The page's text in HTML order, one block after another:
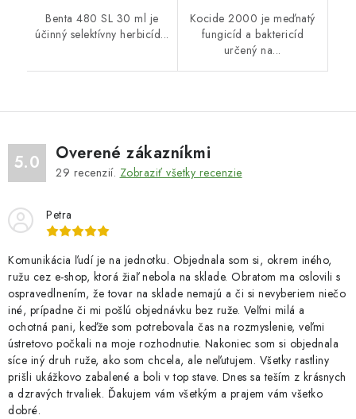
Benta 480 SL 30 ml je
účinný selektívny herbicíd...
Kocide 2000 je meďnatý
fungicíd a baktericíd
určený na...
5.0 Overené zákazníkmi
29 recenzií. Zobraziť všetky recenzie
Petra
Komunikácia ľudí je na jednotku. Objednala som si, okrem iného,
ružu cez e-shop, ktorá žiaľ nebola na sklade. Obratom ma oslovili s
ospravedlnením, že tovar na sklade nemajú a či si nevyberiem niečo
iné, prípadne či mi pošlú objednávku bez ruže. Veľmi milá a
ochotná pani, keďže som potrebovala čas na rozmyslenie, veľmi
ústretovo počkali na moje rozhodnutie. Nakoniec som si objednala
síce iný druh ruže, ako som chcela, ale neľutujem. Všetky rastliny
prišli ukážkovo zabalené a boli v top stave. Dnes sa teším z krásnych
a dzravých trvaliek. Ďakujem vám všetkým a prajem vám všetko
dobré.